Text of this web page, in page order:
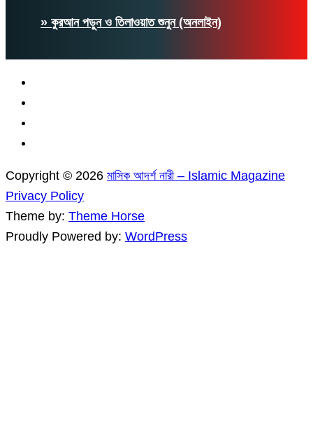
» কুরআন পড়ুন ও তিলাওয়াত শুনুন (অনলাইন)
Copyright © 2026 মাসিক আদর্শ নারী – Islamic Magazine
Privacy Policy
Theme by: Theme Horse
Proudly Powered by: WordPress